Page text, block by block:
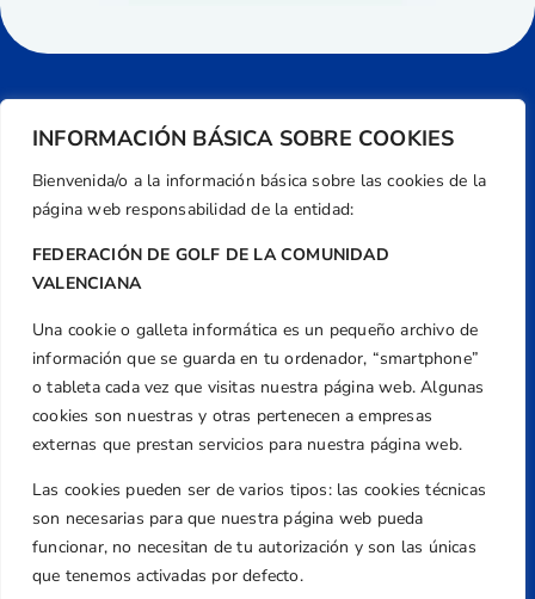
INFORMACIÓN BÁSICA SOBRE COOKIES
Bienvenida/o a la información básica sobre las cookies de la
página web responsabilidad de la entidad:
FEDERACIÓN DE GOLF DE LA COMUNIDAD
VALENCIANA
Una cookie o galleta informática es un pequeño archivo de
información que se guarda en tu ordenador, “smartphone”
o tableta cada vez que visitas nuestra página web. Algunas
cookies son nuestras y otras pertenecen a empresas
externas que prestan servicios para nuestra página web.
Las cookies pueden ser de varios tipos: las cookies técnicas
son necesarias para que nuestra página web pueda
funcionar, no necesitan de tu autorización y son las únicas
que tenemos activadas por defecto.
Dirección
Centre de L´Esport, Carrer d'Isaac Peral i
Caballero, Nº 5, Despachos 2 y 3, 46980,
Valencia
+34 961 367 799
Email
federacion@golfcv.com